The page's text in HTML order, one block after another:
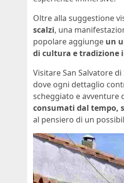
Oltre alla suggestione
scalzi, una
popolare aggiunge un
di cultura e tradizione
Visitare San Salvatore
dove ogni dettaglio
scheggiato e avventure
consumati dal tempo,
al pensiero di un